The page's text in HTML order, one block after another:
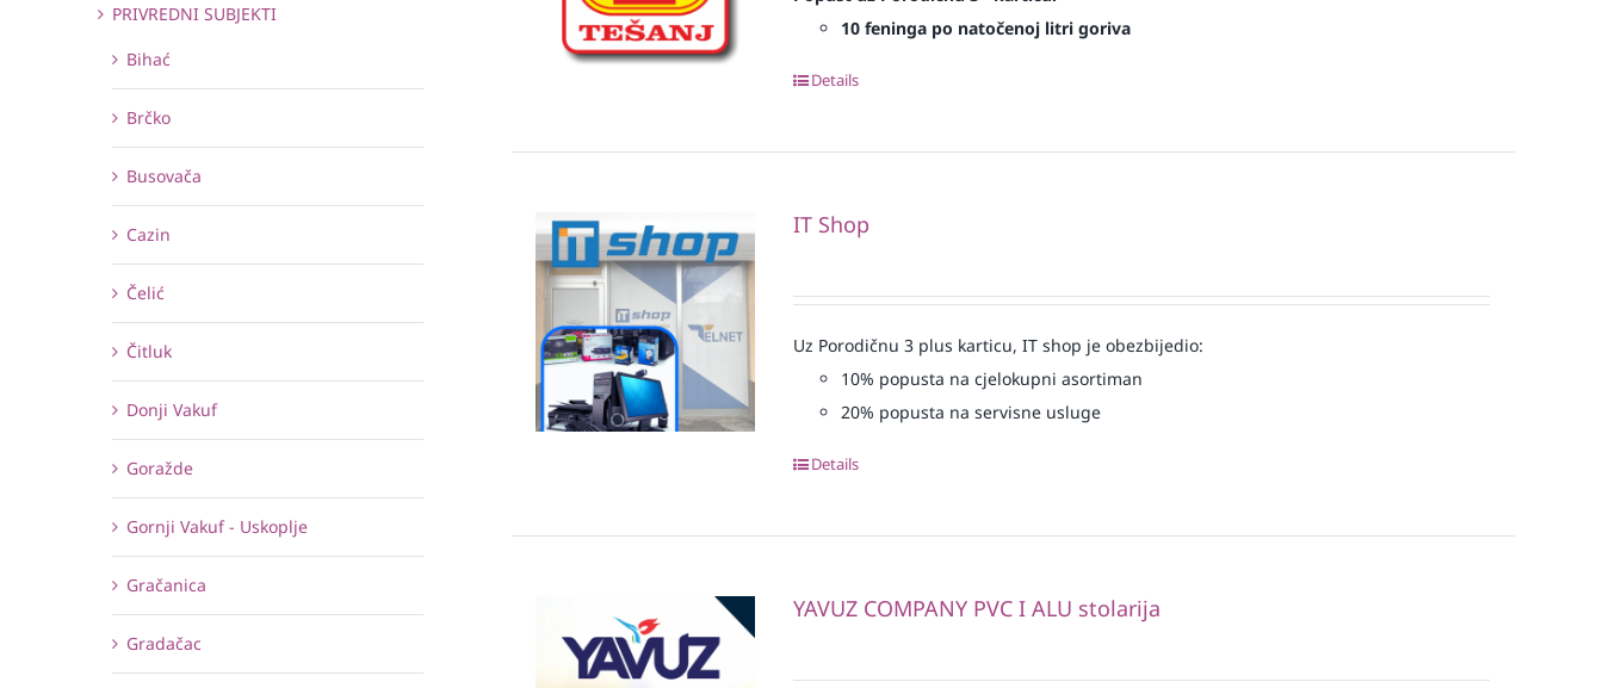
10 feninga po natočenoj litri goriva
Details
IT Shop
Uz Porodičnu 3 plus karticu, IT shop je obezbijedio:
10% popusta na cjelokupni asortiman
20% popusta na servisne usluge
Details
YAVUZ COMPANY PVC I ALU stolarija
PRIVREDNI SUBJEKTI
Bihać
Brčko
Busovača
Cazin
Čelić
Čitluk
Donji Vakuf
Goražde
Gornji Vakuf - Uskoplje
Gračanica
Gradačac